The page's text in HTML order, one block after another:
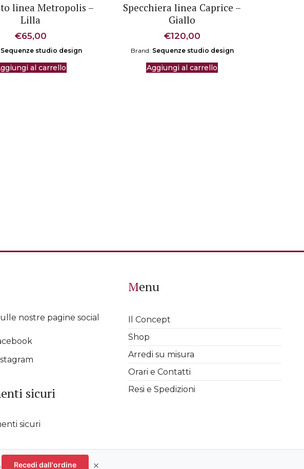
linea Metropolis –
Lilla
€65,00
Sequenze studio design
al carrello
Specchiera linea Caprice –
Giallo
€120,00
Brand: Sequenze studio design
Aggiungi al carrello
nostre pagine social
sicuri
Menu
Il Concept
Shop
Arredi su misura
Orari e Contatti
Resi e Spedizioni
08811720963 |
Recedi dall'ordine ×